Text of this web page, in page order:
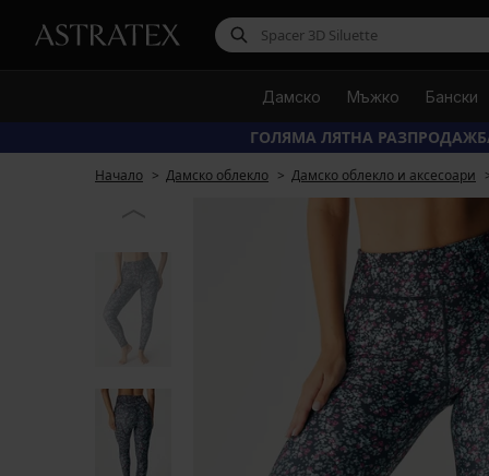
Дамско Мъжко Бански
ГОЛЯМА ЛЯТНА
Начало Дамско облекло Дамско облекло и аксесоари